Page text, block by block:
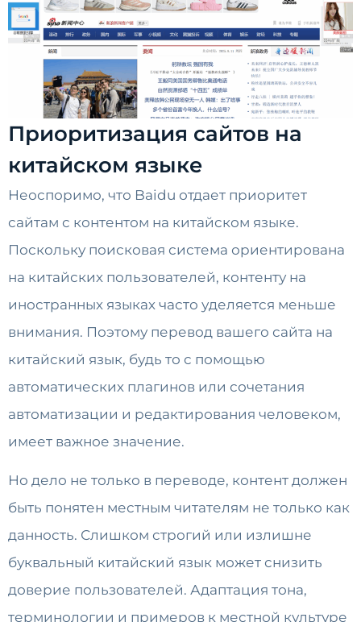
Приоритизация сайтов на
китайском языке
Неоспоримо, что Baidu отдает приоритет
сайтам с контентом на китайском языке.
Поскольку поисковая система ориентирована
на китайских пользователей, контенту на
иностранных языках часто уделяется меньше
внимания. Поэтому перевод вашего сайта на
китайский язык, будь то с помощью
автоматических плагинов или сочетания
автоматизации и редактирования человеком,
имеет важное значение.
Но дело не только в переводе, контент должен
быть понятен местным читателям не только как
данность. Слишком строгий или излишне
буквальный китайский язык может снизить
доверие пользователей. Адаптация тона,
терминологии и примеров к местной культуре